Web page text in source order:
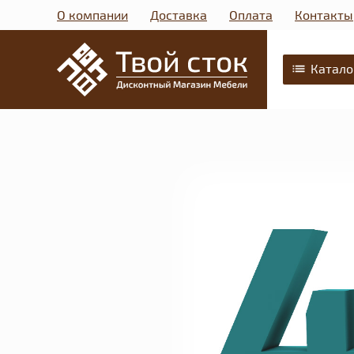
О компании Доставка Оплата Контакты